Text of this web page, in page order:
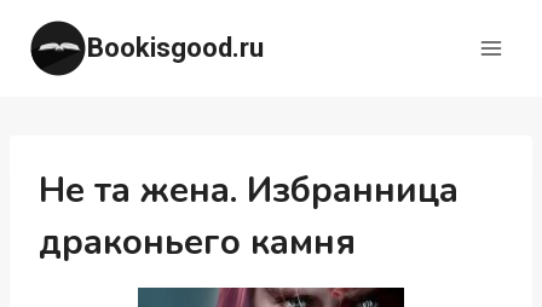
Перейти
содержимому
Bookisgood.ru
Не та жена. Избранница
драконьего камня